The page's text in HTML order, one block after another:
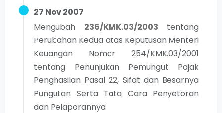
27 Nov 2007
Mengubah
236/KMK.03/2003
tentang
Perubahan Kedua atas Keputusan Menteri
Keuangan Nomor 254/KMK.03/2001
tentang Penunjukan Pemungut Pajak
Penghasilan Pasal 22, Sifat dan Besarnya
Pungutan Serta Tata Cara Penyetoran
dan Pelaporannya